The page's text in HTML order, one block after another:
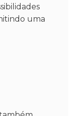
uma